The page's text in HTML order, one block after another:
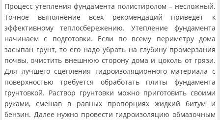
Процесс утепления фундамента полистиролом – несложный.
Точное выполнение всех рекомендаций приведет к
эффективному теплосбережению. Утепление фундамента
начинаем с подготовки. Если по всему периметру дома
засыпан грунт, то его надо убрать на глубину промерзания
почвы, очистить внешнюю сторону дома и цоколь от грязи.
Для лучшего сцепления гидроизоляционного материала с
поверхностью требуется обработать плиты фундамента
грунтовкой. Раствор грунтовки можно приготовить своими
руками, смешав в равных пропорциях жидкий битум и
бензин. Далее нужно провести гидроизоляцию обмазочным